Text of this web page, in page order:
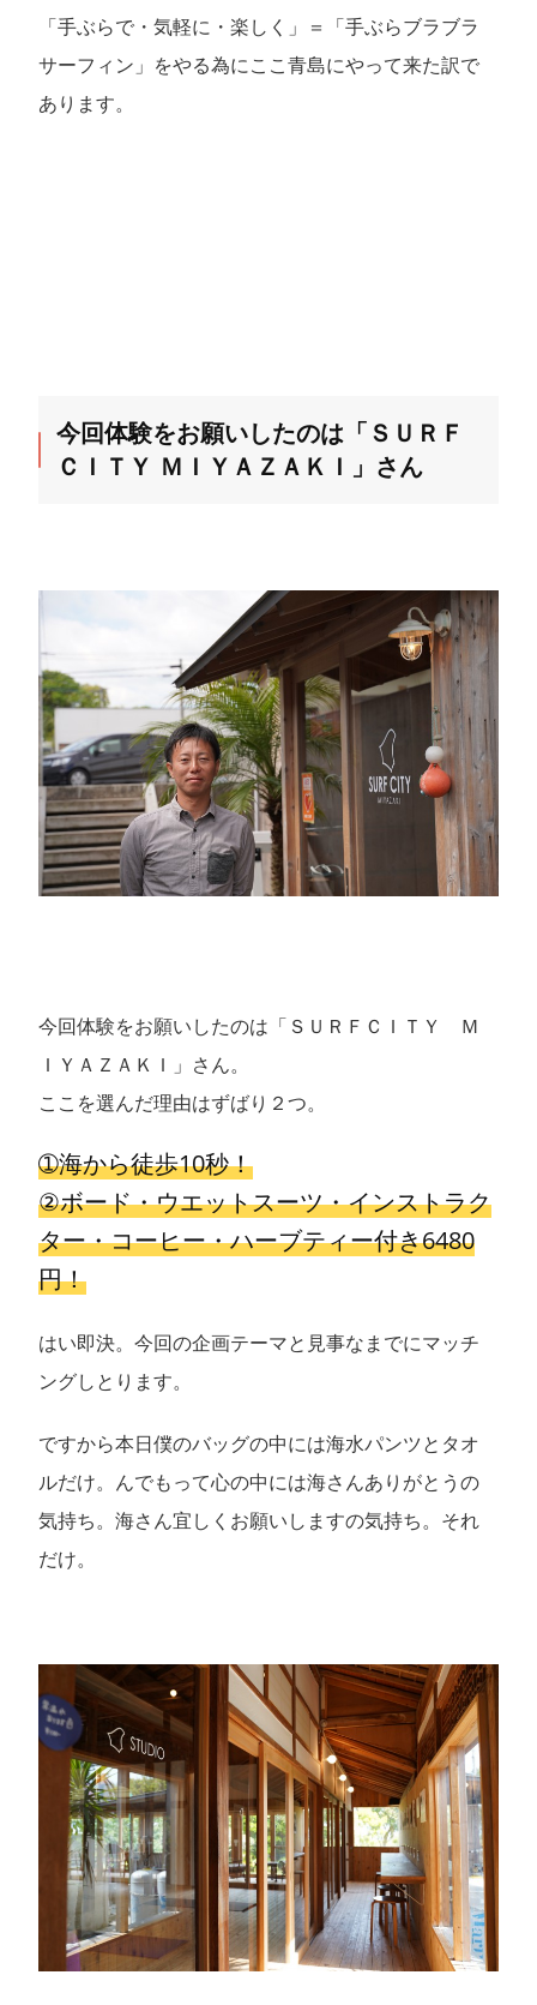
「手ぶらで・気軽に・楽しく」＝「手ぶらブラブラ
サーフィン」をやる為にここ青島にやって来た訳で
あります。
今回体験をお願いしたのは「ＳＵＲＦ
ＣＩＴＹ ＭＩＹＡＺＡＫＩ」さん
今回体験をお願いしたのは「ＳＵＲＦＣＩＴＹ Ｍ
ＩＹＡＺＡＫＩ」さん。
ここを選んだ理由はずばり２つ。
➀海から徒歩10秒！
②ボード・ウエットスーツ・インストラク
ター・コーヒー・ハーブティー付き6480
円！
はい即決。今回の企画テーマと見事なまでにマッチ
ングしとります。
ですから本日僕のバッグの中には海水パンツとタオ
ルだけ。んでもって心の中には海さんありがとうの
気持ち。海さん宜しくお願いしますの気持ち。それ
だけ。